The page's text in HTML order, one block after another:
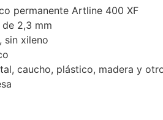
permanente Artline 400 XF
2,3 mm
sin xileno
caucho, plástico, madera y